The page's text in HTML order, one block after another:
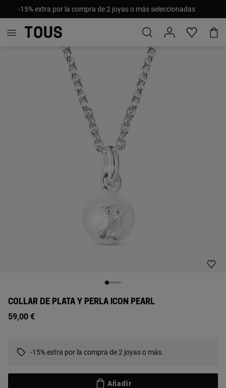
-15% extra por la compra de 2 joyas o más seleccionadas
COLLAR DE PLATA Y PERLA ICON PEARL
59,00 €
-15% extra por la compra de 2 joyas o más.
Añadir